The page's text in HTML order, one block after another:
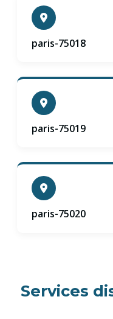
paris-75018
paris-75019
paris-75020
Services